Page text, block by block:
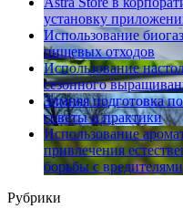
установку
Использование
пищевых отходов
Использование
сезонного
Зимняя подготовка
советы и практики
Использование
привлечения
борьбы с вредителями
Рубрики